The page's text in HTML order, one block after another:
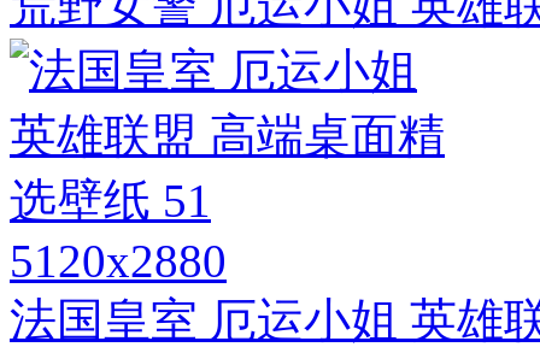
5120x2880
法国皇室 厄运小姐 英雄